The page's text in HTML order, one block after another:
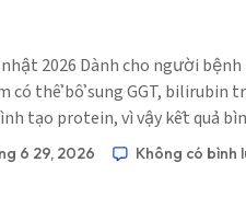
2026 Dành cho người
thể bổ sung GGT, bilirubin
tạo protein, vì vậy kết quả
6 29, 2026 Không có bình